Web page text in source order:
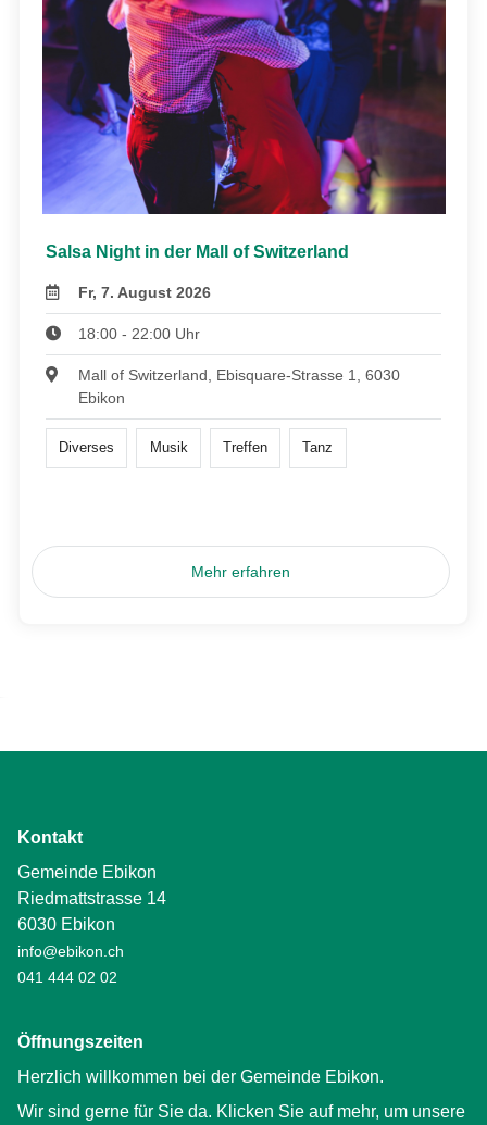
Salsa Night in der Mall of Switzerland
Fr, 7. August 2026
18:00 - 22:00 Uhr
Mall of Switzerland, Ebisquare-Strasse 1, 6030
Ebikon
Diverses Musik Treffen Tanz
Mehr erfahren
Kontakt
Gemeinde Ebikon
Riedmattstrasse 14
6030 Ebikon
info@ebikon.ch
041 444 02 02
Öffnungszeiten
Herzlich willkommen bei der Gemeinde Ebikon.
Wir sind gerne für Sie da. Klicken Sie auf mehr, um unsere